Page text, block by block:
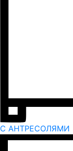
С АНТРЕСОЛЯМИ